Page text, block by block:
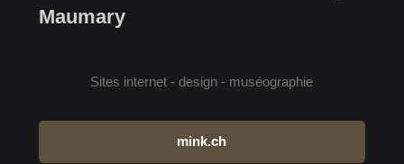
Maumary
Sites internet - design - muséographie
mink.ch